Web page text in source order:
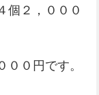
個２，０００
０円です。